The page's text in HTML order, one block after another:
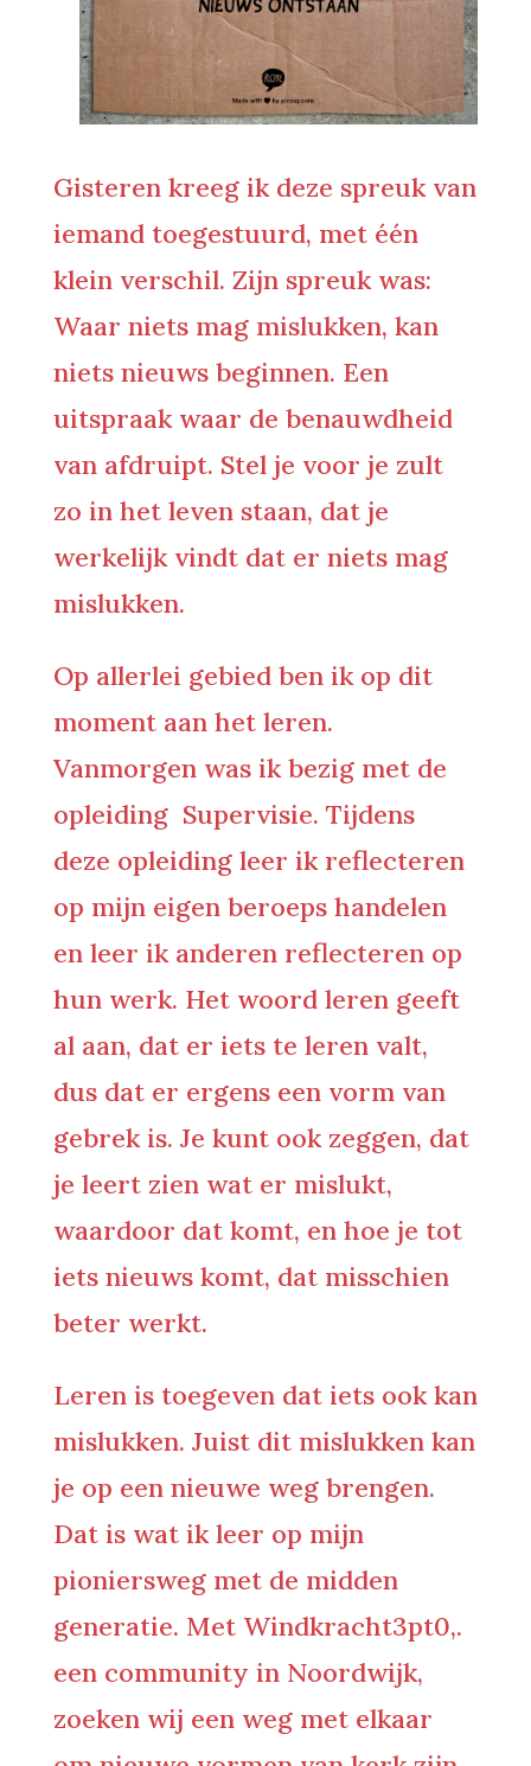
Gisteren kreeg ik deze spreuk van
iemand toegestuurd, met één
klein verschil. Zijn spreuk was:
Waar niets mag mislukken, kan
niets nieuws beginnen. Een
uitspraak waar de benauwdheid
van afdruipt. Stel je voor je zult
zo in het leven staan, dat je
werkelijk vindt dat er niets mag
mislukken.
Op allerlei gebied ben ik op dit
moment aan het leren.
Vanmorgen was ik bezig met de
opleiding Supervisie. Tijdens
deze opleiding leer ik reflecteren
op mijn eigen beroeps handelen
en leer ik anderen reflecteren op
hun werk. Het woord leren geeft
al aan, dat er iets te leren valt,
dus dat er ergens een vorm van
gebrek is. Je kunt ook zeggen, dat
je leert zien wat er mislukt,
waardoor dat komt, en hoe je tot
iets nieuws komt, dat misschien
beter werkt.
Leren is toegeven dat iets ook kan
mislukken. Juist dit mislukken kan
je op een nieuwe weg brengen.
Dat is wat ik leer op mijn
pioniersweg met de midden
generatie. Met Windkracht3pt0,.
een community in Noordwijk,
zoeken wij een weg met elkaar